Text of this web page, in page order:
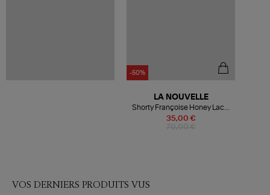
-50%
35,00 €
LA NOUVELLE
Shorty Françoise Honey Lace,
Capsule Héritage
VOS DERNIERS PRODUITS VUS